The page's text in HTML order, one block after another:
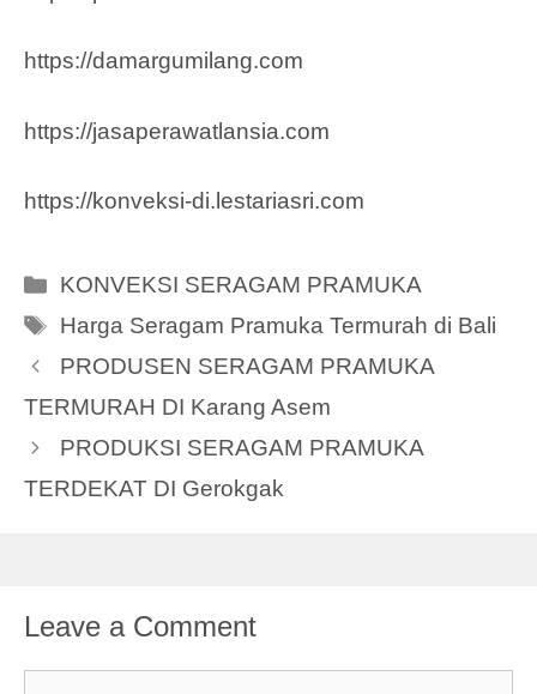
https://damargumilang.com
https://jasaperawatlansia.com
https://konveksi-di.lestariasri.com
Categories
KONVEKSI SERAGAM PRAMUKA
Tags
Harga Seragam Pramuka Termurah di Bali
PRODUSEN SERAGAM PRAMUKA
TERMURAH DI Karang Asem
PRODUKSI SERAGAM PRAMUKA
TERDEKAT DI Gerokgak
Leave a Comment